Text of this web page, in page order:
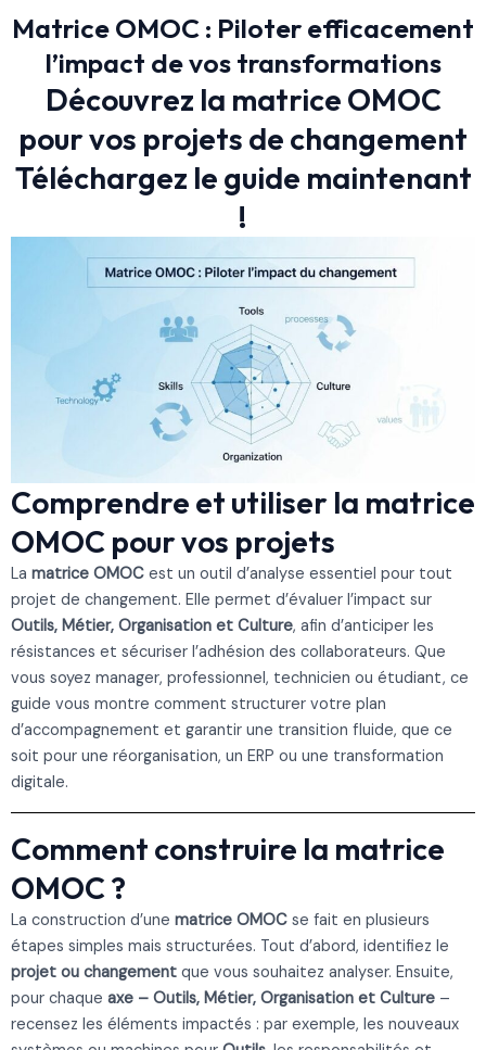
Matrice OMOC : Piloter efficacement
l’impact de vos transformations
Découvrez la matrice OMOC
pour vos projets de changement
Téléchargez le guide maintenant
!
Comprendre et utiliser la matrice
OMOC pour vos projets
La matrice OMOC est un outil d’analyse essentiel pour tout
projet de changement. Elle permet d’évaluer l’impact sur
Outils, Métier, Organisation et Culture, afin d’anticiper les
résistances et sécuriser l’adhésion des collaborateurs. Que
vous soyez manager, professionnel, technicien ou étudiant, ce
guide vous montre comment structurer votre plan
d’accompagnement et garantir une transition fluide, que ce
soit pour une réorganisation, un ERP ou une transformation
digitale.
Comment construire la matrice
OMOC ?
La construction d’une matrice OMOC se fait en plusieurs
étapes simples mais structurées. Tout d’abord, identifiez le
projet ou changement que vous souhaitez analyser. Ensuite,
pour chaque axe – Outils, Métier, Organisation et Culture –
recensez les éléments impactés : par exemple, les nouveaux